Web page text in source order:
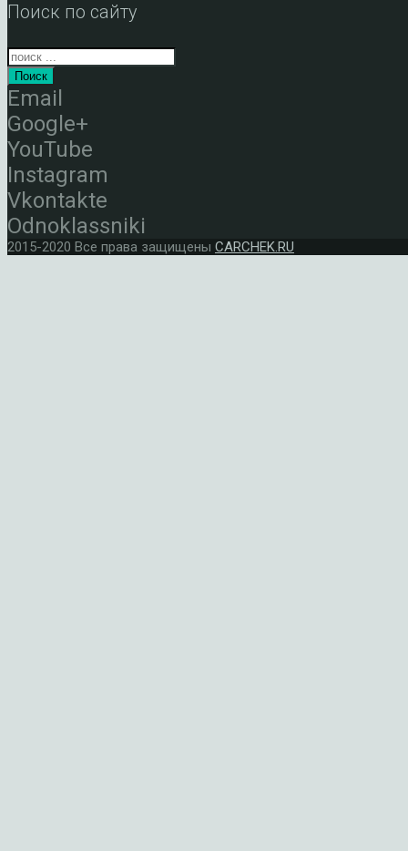
Поиск по сайту
Поиск
Email
Google+
YouTube
Instagram
Vkontakte
Odnoklassniki
2015-2020 Все права защищены CARCHEK.RU